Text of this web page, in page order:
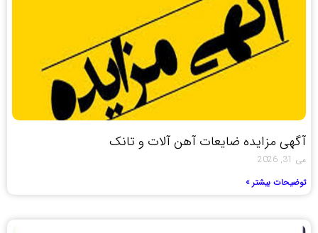
آگهی مزایده ضایعات آهن آلات و تانک
می 31, 2026
توضیحات بیشتر »